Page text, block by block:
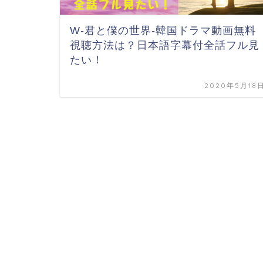
W-君と僕の世界-韓国ドラマ動画無料
視聴方法は？日本語字幕付全話フル見
たい！
2020年5月18